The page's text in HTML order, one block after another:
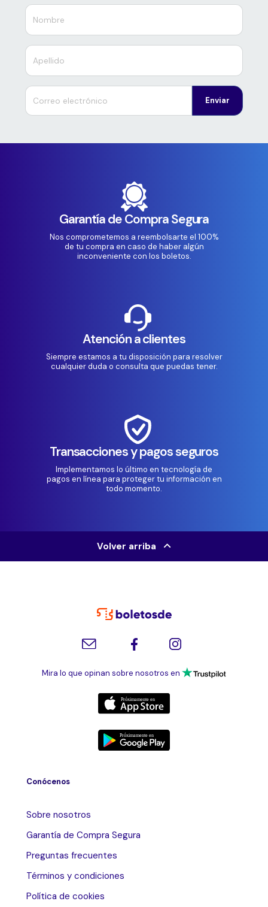
Enviar
Garantía de Compra Segura
Nos comprometemos a reembolsarte el 100%
de tu compra en caso de haber algún
inconveniente con los boletos.
Atención a clientes
Siempre estamos a tu disposición para resolver
cualquier duda o consulta que puedas tener.
Transacciones y pagos seguros
Implementamos lo último en tecnología de
pagos en línea para proteger tu información en
todo momento.
Volver arriba
Mira lo que opinan sobre nosotros en
Conócenos
Sobre nosotros
Garantía de Compra Segura
Preguntas frecuentes
Términos y condiciones
Política de cookies